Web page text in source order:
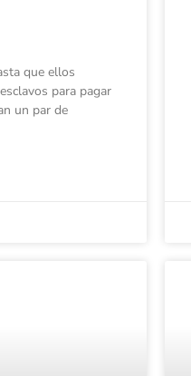
que ellos
para pagar
un par de